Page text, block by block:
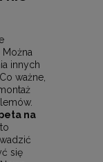
innych
ważne,
na
się